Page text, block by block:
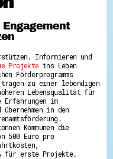
Ehrenamt
Hessen - Engagement
x 1.000 €
deine Infos!
Ehrenamt
schaffen mehr
Informieren und
Projekteins Leben
Förderprogramms
tragen zu einer lebendigen
Lebensqualität für
im
in den
Kommunen die
500 Euro pro
für erste Projekte.